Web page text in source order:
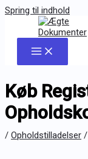
Spring til indhold
Køb
/ Opholdstilladelser